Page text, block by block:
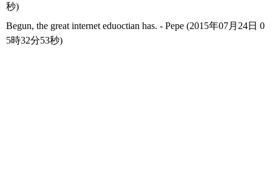
秒)
Begun, the great internet eduoctian has. - Pepe (2015年07月24日 0
5時32分53秒)